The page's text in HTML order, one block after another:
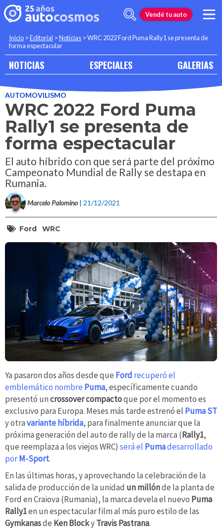
Vendé tu auto
Inicio >Editorial >Noticias >WRC 2022 Ford Puma Rally1 se presenta de
forma espectacular
NOTICIAS ESPECIALES GALERIAS
AUTOMOVILISMO
WRC 2022 Ford Puma
Rally1 se presenta de
forma espectacular
El auto híbrido con que será parte del próximo
Campeonato Mundial de Rally se destapa en
Rumania.
Marcelo Palomino | 21/12/2021
Ford WRC
Ya pasaron dos años desde que Ford recuperó el
emblemático nombre Puma, específicamente cuando
presentó uncrossover compactoque por el momento es
exclusivo para Europa. Meses más tarde estrenó el Puma ST
y otravariante híbrida, para finalmente anunciar que la
próxima generación del auto de rally de la marca (Rally1,
que reemplaza a los viejos WRC) será el Pumadesarrollado
porM-Sport.
En las últimas horas, y aprovechando la celebración de la
salida de producción de la unidad un millónde la planta de
Ford en Craiova (Rumania), la marca devela el nuevo Puma
Rally1en un espectacular film al más puro estilo de las
Gymkanasde Ken BlockyTravis Pastrana.